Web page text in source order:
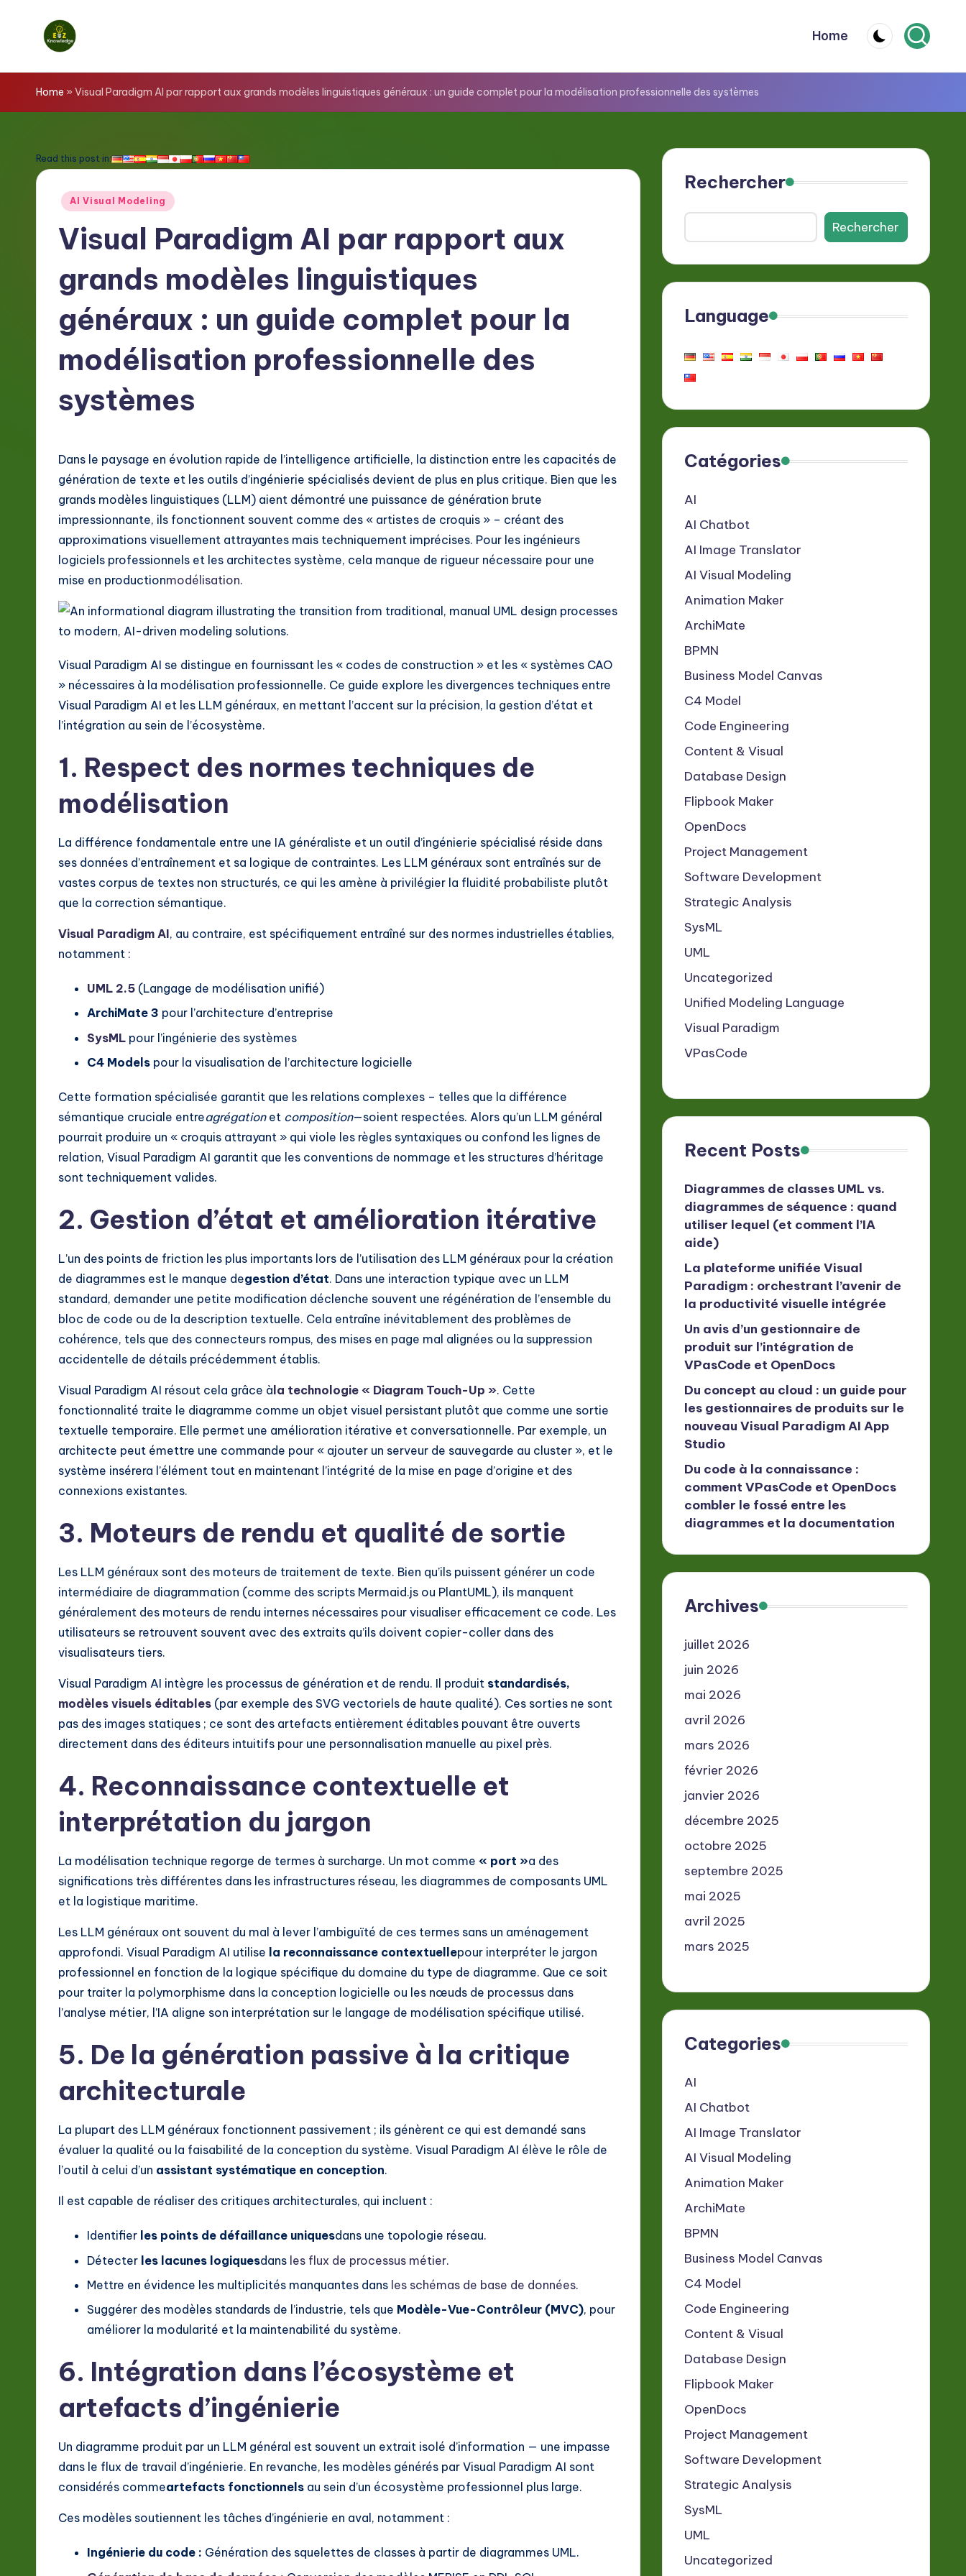
E
z
n
in
&
In
Home
Home » Visual Paradigm AI par rapport aux grands modèles linguistiques généraux : un guide complet pour la modélisation professionnelle des systèmes
Read this post in:
Posted
AI Visual Modeling
Visual Paradigm AI par rapport aux
grands modèles linguistiques
généraux : un guide complet pour la
modélisation professionnelle des
systèmes
Dans le paysage en évolution rapide de l’intelligence artificielle, la distinction entre les capacités de
génération de texte et les outils d’ingénierie spécialisés devient de plus en plus critique. Bien que les
grands modèles linguistiques (LLM) aient démontré une puissance de génération brute
impressionnante, ils fonctionnent souvent comme des « artistes de croquis » – créant des
approximations visuellement attrayantes mais techniquement imprécises. Pour les ingénieurs
logiciels professionnels et les architectes système, cela manque de rigueur nécessaire pour une
mise en productionmodélisation.
Visual Paradigm AI se distingue en fournissant les « codes de construction » et les « systèmes CAO
» nécessaires à la modélisation professionnelle. Ce guide explore les divergences techniques entre
Visual Paradigm AI et les LLM généraux, en mettant l’accent sur la précision, la gestion d’état et
l’intégration au sein de l’écosystème.
1. Respect des normes techniques de
modélisation
La différence fondamentale entre une IA généraliste et un outil d’ingénierie spécialisé réside dans
ses données d’entraînement et sa logique de contraintes. Les LLM généraux sont entraînés sur de
vastes corpus de textes non structurés, ce qui les amène à privilégier la fluidité probabiliste plutôt
que la correction sémantique.
Visual Paradigm AI, au contraire, est spécifiquement entraîné sur des normes industrielles établies,
notamment :
UML 2.5 (Langage de modélisation unifié)
ArchiMate 3 pour l’architecture d’entreprise
SysML pour l’ingénierie des systèmes
C4 Models pour la visualisation de l’architecture logicielle
Cette formation spécialisée garantit que les relations complexes – telles que la différence
sémantique cruciale entreagrégationet composition—soient respectées. Alors qu’un LLM général
pourrait produire un « croquis attrayant » qui viole les règles syntaxiques ou confond les lignes de
relation, Visual Paradigm AI garantit que les conventions de nommage et les structures d’héritage
sont techniquement valides.
2. Gestion d’état et amélioration itérative
L’un des points de friction les plus importants lors de l’utilisation des LLM généraux pour la création
de diagrammes est le manque degestion d’état. Dans une interaction typique avec un LLM
standard, demander une petite modification déclenche souvent une régénération de l’ensemble du
bloc de code ou de la description textuelle. Cela entraîne inévitablement des problèmes de
cohérence, tels que des connecteurs rompus, des mises en page mal alignées ou la suppression
accidentelle de détails précédemment établis.
Visual Paradigm AI résout cela grâce à la technologie « Diagram Touch-Up ». Cette
fonctionnalité traite le diagramme comme un objet visuel persistant plutôt que comme une sortie
textuelle temporaire. Elle permet une amélioration itérative et conversationnelle. Par exemple, un
architecte peut émettre une commande pour « ajouter un serveur de sauvegarde au cluster », et le
système insérera l’élément tout en maintenant l’intégrité de la mise en page d’origine et des
connexions existantes.
3. Moteurs de rendu et qualité de sortie
Les LLM généraux sont des moteurs de traitement de texte. Bien qu’ils puissent générer un code
intermédiaire de diagrammation (comme des scripts Mermaid.js ou PlantUML), ils manquent
généralement des moteurs de rendu internes nécessaires pour visualiser efficacement ce code. Les
utilisateurs se retrouvent souvent avec des extraits qu’ils doivent copier-coller dans des
visualisateurs tiers.
Visual Paradigm AI intègre les processus de génération et de rendu. Il produit standardisés,
modèles visuels éditables (par exemple des SVG vectoriels de haute qualité). Ces sorties ne sont
pas des images statiques ; ce sont des artefacts entièrement éditables pouvant être ouverts
directement dans des éditeurs intuitifs pour une personnalisation manuelle au pixel près.
4. Reconnaissance contextuelle et
interprétation du jargon
La modélisation technique regorge de termes à surcharge. Un mot comme « port »a des
significations très différentes dans les infrastructures réseau, les diagrammes de composants UML
et la logistique maritime.
Les LLM généraux ont souvent du mal à lever l’ambiguïté de ces termes sans un aménagement
approfondi. Visual Paradigm AI utilise la reconnaissance contextuellepour interpréter le jargon
professionnel en fonction de la logique spécifique du domaine du type de diagramme. Que ce soit
pour traiter la polymorphisme dans la conception logicielle ou les nœuds de processus dans
l’analyse métier, l’IA aligne son interprétation sur le langage de modélisation spécifique utilisé.
5. De la génération passive à la critique
architecturale
La plupart des LLM généraux fonctionnent passivement ; ils génèrent ce qui est demandé sans
évaluer la qualité ou la faisabilité de la conception du système. Visual Paradigm AI élève le rôle de
l’outil à celui d’un assistant systématique en conception.
Il est capable de réaliser des critiques architecturales, qui incluent :
Identifier les points de défaillance uniquesdans une topologie réseau.
Détecter les lacunes logiquesdans les flux de processus métier.
Mettre en évidence les multiplicités manquantes dans les schémas de base de données.
Suggérer des modèles standards de l’industrie, tels que Modèle-Vue-Contrôleur (MVC), pour
améliorer la modularité et la maintenabilité du système.
6. Intégration dans l’écosystème et
artefacts d’ingénierie
Un diagramme produit par un LLM général est souvent un extrait isolé d’information — une impasse
dans le flux de travail d’ingénierie. En revanche, les modèles générés par Visual Paradigm AI sont
considérés commeartefacts fonctionnels au sein d’un écosystème professionnel plus large.
Ces modèles soutiennent les tâches d’ingénierie en aval, notamment :
Ingénierie du code : Génération des squelettes de classes à partir de diagrammes UML.
Rechercher
Rechercher
Language
Catégories
AI
AI Chatbot
AI Image Translator
AI Visual Modeling
Animation Maker
ArchiMate
BPMN
Business Model Canvas
C4 Model
Code Engineering
Content & Visual
Database Design
Flipbook Maker
OpenDocs
Project Management
Software Development
Strategic Analysis
SysML
UML
Uncategorized
Unified Modeling Language
Visual Paradigm
VPasCode
Recent Posts
Diagrammes de classes UML vs.
diagrammes de séquence : quand
utiliser lequel (et comment l’IA
aide)
La plateforme unifiée Visual
Paradigm : orchestrant l’avenir de
la productivité visuelle intégrée
Un avis d’un gestionnaire de
produit sur l’intégration de
VPasCode et OpenDocs
Du concept au cloud : un guide pour
les gestionnaires de produits sur le
nouveau Visual Paradigm AI App
Studio
Du code à la connaissance :
comment VPasCode et OpenDocs
combler le fossé entre les
diagrammes et la documentation
Archives
juillet 2026
juin 2026
mai 2026
avril 2026
mars 2026
février 2026
janvier 2026
décembre 2025
octobre 2025
septembre 2025
mai 2025
avril 2025
mars 2025
Categories
AI
AI Chatbot
AI Image Translator
AI Visual Modeling
Animation Maker
ArchiMate
BPMN
Business Model Canvas
C4 Model
Code Engineering
Content & Visual
Database Design
Flipbook Maker
OpenDocs
Project Management
Software Development
Strategic Analysis
SysML
UML
Uncategorized